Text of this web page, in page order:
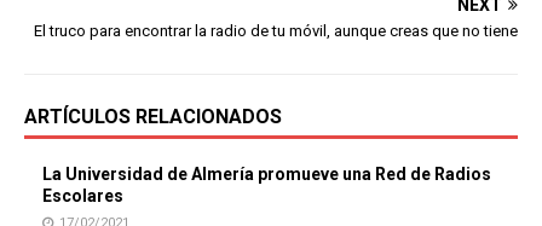
NEXT
El truco para encontrar la radio de tu móvil, aunque creas que no tiene
ARTÍCULOS RELACIONADOS
La Universidad de Almería promueve una Red de Radios
Escolares
17/02/2021